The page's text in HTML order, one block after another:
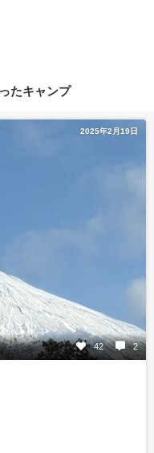
たキャンプ
2025年2月19日
42 2